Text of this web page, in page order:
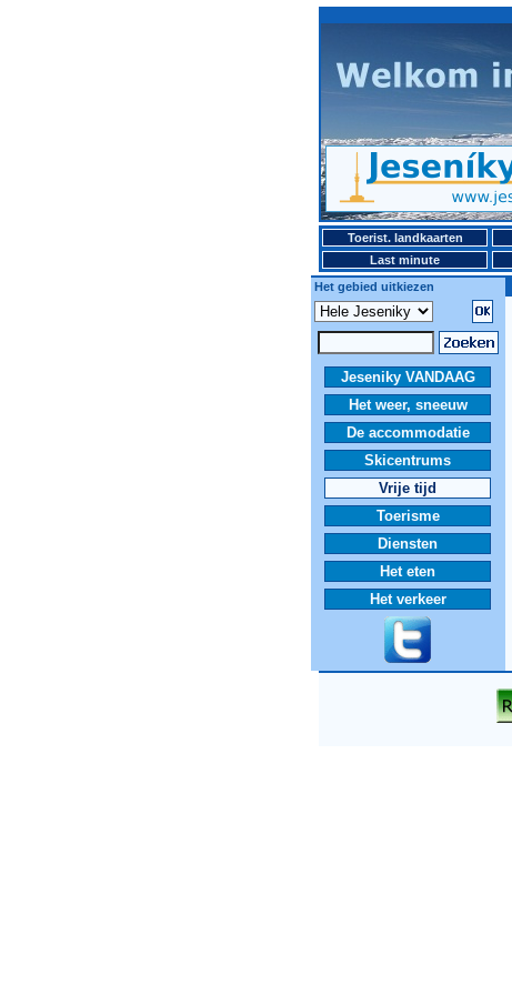
Toerist. landkaarten
Last minute
Het gebied uitkiezen
Jeseniky VANDAAG
Het weer, sneeuw
De accommodatie
Skicentrums
Vrije tijd
Toerisme
Diensten
Het eten
Het verkeer